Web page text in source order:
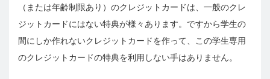
（または年齢制限あり）のクレジットカードは、一般のクレ
ジットカードにはない特典が様々あります。ですから学生の
間にしか作れないクレジットカードを作って、この学生専用
のクレジットカードの特典を利用しない手はありません。